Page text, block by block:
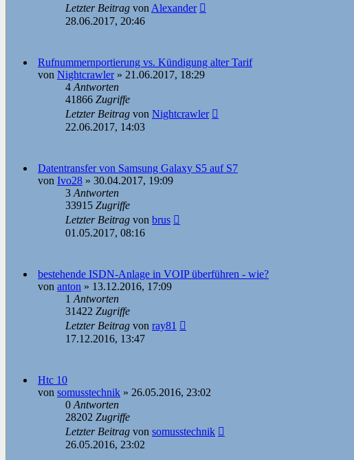
Letzter Beitrag von Alexander
28.06.2017, 20:46
Rufnummernportierung vs. Kündigung alter Tarif
von Nightcrawler» 21.06.2017, 18:29
4 Antworten
41866 Zugriffe
Letzter Beitrag von Nightcrawler
22.06.2017, 14:03
Datentransfer von Samsung Galaxy S5 auf S7
von Ivo28 » 30.04.2017, 19:09
3 Antworten
33915 Zugriffe
Letzter Beitrag von brus
01.05.2017, 08:16
bestehende ISDN-Anlage in VOIP überführen - wie?
von anton » 13.12.2016, 17:09
1 Antworten
31422 Zugriffe
Letzter Beitrag von ray81
17.12.2016, 13:47
Htc 10
von somusstechnik » 26.05.2016, 23:02
0 Antworten
28202 Zugriffe
Letzter Beitrag von somusstechnik
26.05.2016, 23:02